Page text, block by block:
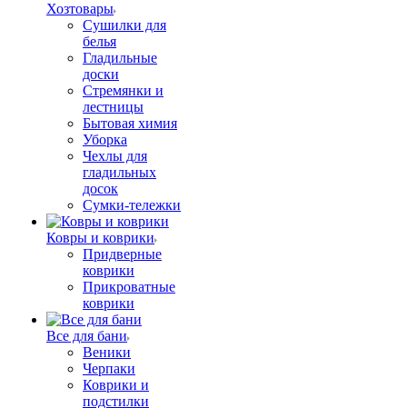
Хозтовары
Сушилки для
белья
Гладильные
доски
Стремянки и
лестницы
Бытовая химия
Уборка
Чехлы для
гладильных
досок
Сумки-тележки
Ковры и коврики
Придверные
коврики
Прикроватные
коврики
Все для бани
Веники
Черпаки
Коврики и
подстилки